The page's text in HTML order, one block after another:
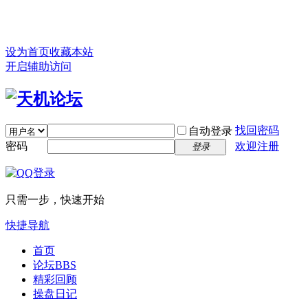
设为首页收藏本站
开启辅助访问
自动登录 找回密码
密码
登录 欢迎注册
只需一步，快速开始
快捷导航
首页
论坛BBS
精彩回顾
操盘日记